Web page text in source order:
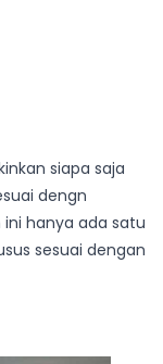
siapa saja
dengn
hanya ada satu
sesuai dengan